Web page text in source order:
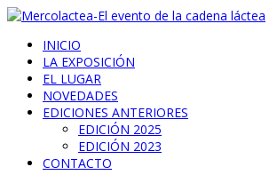
INICIO
LA EXPOSICIÓN
EL LUGAR
NOVEDADES
EDICIONES ANTERIORES
EDICIÓN 2025
EDICIÓN 2023
CONTACTO